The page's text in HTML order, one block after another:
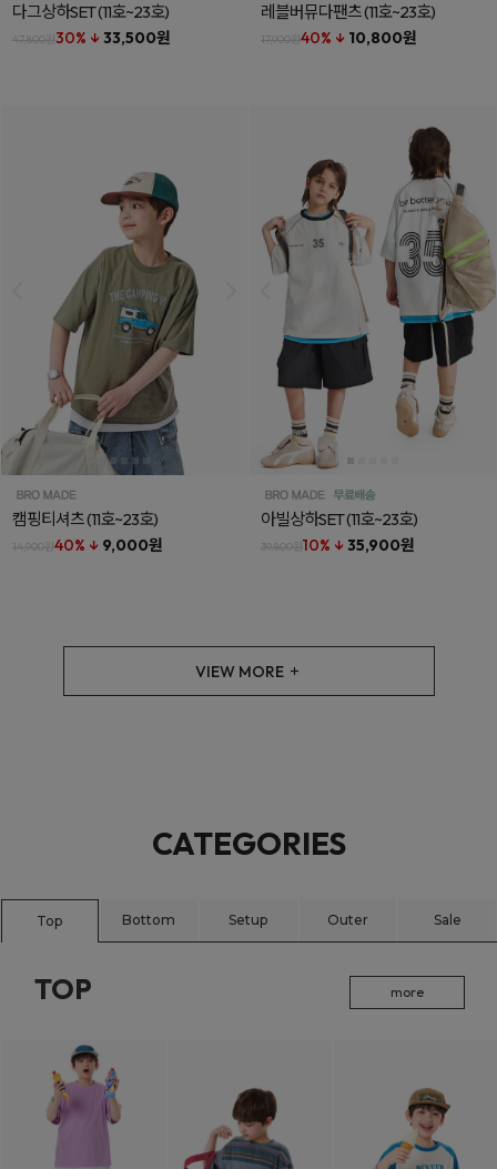
다그상하SET(11호~23호)
47,800원30% ↓ 33,500원
레블버뮤다팬츠(11호~23호)
17,900원40% ↓ 10,800원
캠핑티셔츠(11호~23호)
14,900원40% ↓ 9,000원
아빌상하SET(11호~23호)
39,800원10% ↓ 35,900원
VIEW MORE
CATEGORIES
Top Bottom Setup Outer Sale
TOP more